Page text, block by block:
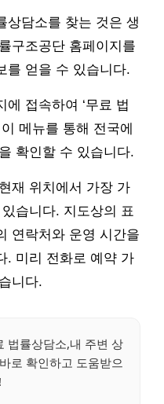
상담소를 찾는 것은 생
구조공단 홈페이지를
를 얻을 수 있습니다.
접속하여 ‘무료 법
메뉴를 통해 전국에
확인할 수 있습니다.
재 위치에서 가장 가
습니다. 지도상의 표
연락처와 운영 시간을
. 미리 전화로 예약 가
니다.
법률상담소,내 주변 상
로 확인하고 도움받으